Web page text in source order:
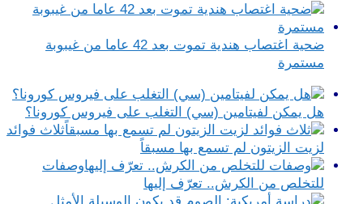
ضحية اغتصاب هندية تموت بعد 42 عاما من غيبوبة
مستمرة
هل يمكن لفيتامين (سي) التغلب على فيروس كورونا؟
ثلاث فوائد
لزيت الزيتون لم تسمع بها مسبقاً
وصفات
للتخلص من الكرش.. تعرّف إليها